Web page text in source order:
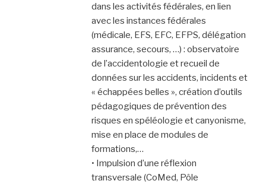
dans les activités fédérales, en lien
avec les instances fédérales
(médicale, EFS, EFC, EFPS, délégation
assurance, secours, …) : observatoire
de l’accidentologie et recueil de
données sur les accidents, incidents et
« échappées belles », création d’outils
pédagogiques de prévention des
risques en spéléologie et canyonisme,
mise en place de modules de
formations,…
• Impulsion d’une réflexion
transversale (CoMed, Pôle